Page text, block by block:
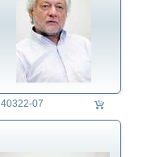
40322-07